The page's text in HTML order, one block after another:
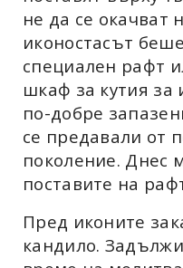
не да се окачват
иконостасът
специален рафт
шкаф за кутия за
по-добре
се предавали от
поколение. Днес
поставите на
Пред иконите
кандило.